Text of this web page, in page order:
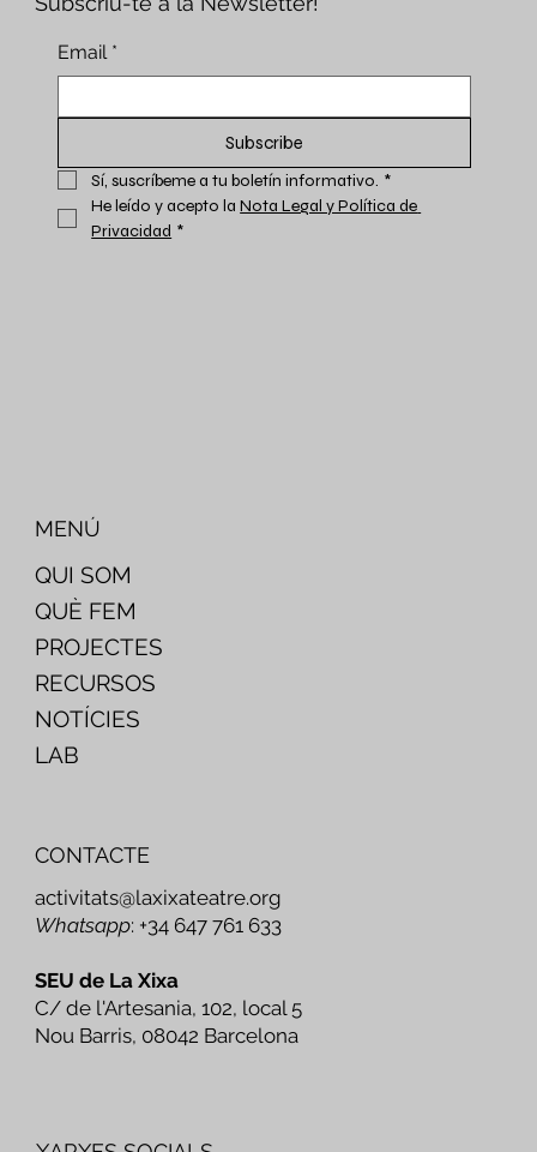
Email *
Subscribe
Sí, suscríbeme a tu boletín informativo. *
He leído y acepto la Nota Legal y Política de
Privacidad *
QUI SOM
QUÈ FEM
PROJECTES
RECURSOS
NOTÍCIES
LAB
MENÚ
CONTACTE
activitats@laxixateatre.org
Whatsapp: +34 647 761 633
SEU de La Xixa
C/ de l'Artesania, 102, local 5
Nou Barris, 08042 Barcelona